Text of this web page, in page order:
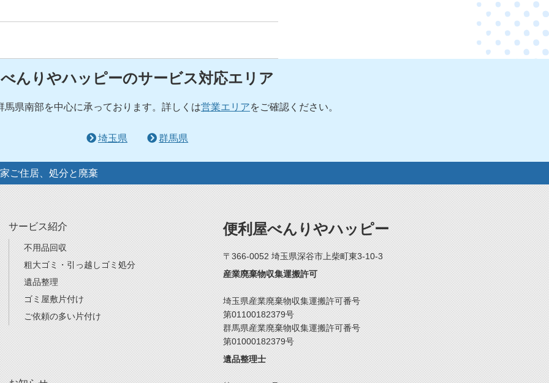
べんりやハッピーのサービス対応エリア
馬県南部を中心に承っております。詳しくは営業エリアをご確認ください。
埼玉県 群馬県
ご住居、処分と廃棄
サービス紹介
不用品回収
粗大ゴミ・引っ越しゴミ処分
遺品整理
ゴミ屋敷片付け
ご依頼の多い片付け
便利屋べんりやハッピー
〒366-0052 埼玉県深谷市上柴町東3-10-3
産業廃棄物収集運搬許可
埼玉県産業廃棄物収集運搬許可番号
第01100182379号
群馬県産業廃棄物収集運搬許可番号
第01000182379号
遺品整理士